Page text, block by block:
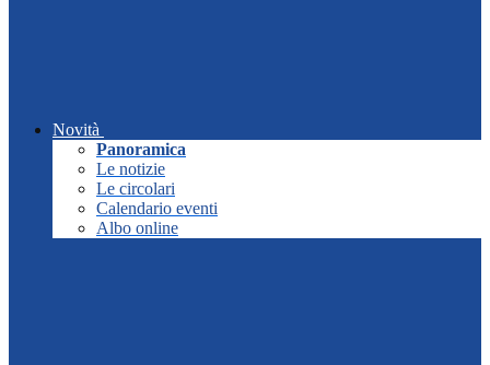
Novità
Panoramica
Le notizie
Le circolari
Calendario eventi
Albo online